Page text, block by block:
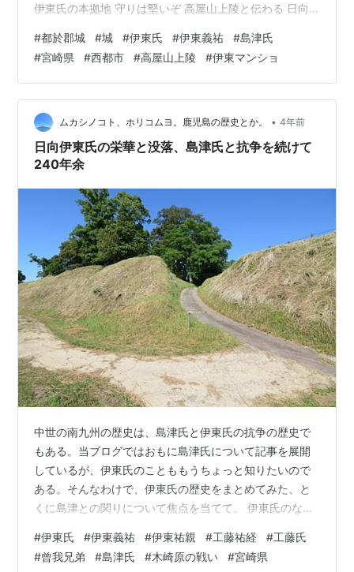
伊東氏の本拠地 守りは堅いぞ 高屋山上陵と伝わる 日向
年）に伊東祐持（いとうすけもち）が築城したとされ
る。伊東氏は南北朝争乱期から日向に根をおろし、ここ
がその本拠地となった。 伊東氏は、工藤（くどう）氏の
一派である。工藤氏は藤原南家の藤原為憲（ためのり）
にはじまり、木工助（もっこうのすけ）に任じられたた
ことから「工藤」と称するようになったと…
#都於郡城 #城 #伊東氏 #伊東義祐 #島津氏
#宮崎県 #西都市 #高屋山上陵 #伊東マンショ
ムカシノコト、ホリコムヨ。鹿児島の歴史とか。 • 4年前
日向伊東氏の栄華と没落、島津氏と抗争を続けて
240年余
中世の南九州の歴史は、島津氏と伊東氏の抗争の歴史で
もある。当ブログではおもに島津氏について記事を展開
しているが、伊東氏のことももうちょっと知りたいので
ある。そんなわけで、伊東氏の歴史をまとめてみた、と
くに島津との関りについて焦点を当てて。 伊東氏のなり
東氏と島津氏の抗争 島津貴久の登場 伊東義祐が最盛期を
築く 伊東マンショ 伊東祐兵が飫肥に返り咲く 伊東氏の
#伊東氏 #伊東義祐 #伊東祐親 #工藤祐経 #工藤氏
#曾我兄弟 #島津氏 #木崎原の戦い #宮崎県